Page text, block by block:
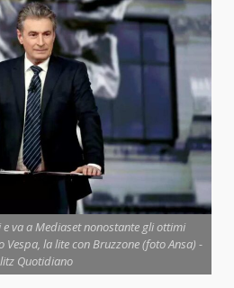
va a Mediaset nonostante gli ottimi
la lite con Bruzzone (foto Ansa) -
Quotidiano